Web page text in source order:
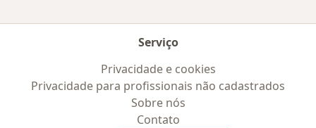
Serviço
Privacidade e cookies
Privacidade para profissionais não cadastrados
Sobre nós
Contato